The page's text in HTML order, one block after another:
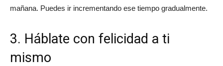
mañana. Puedes ir incrementando ese tiempo gradualmente.
3. Háblate con felicidad a ti
mismo